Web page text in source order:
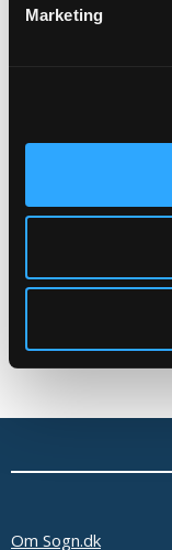
Marketing
og opdagelser vi
møderne fra
Om Sogn.dk